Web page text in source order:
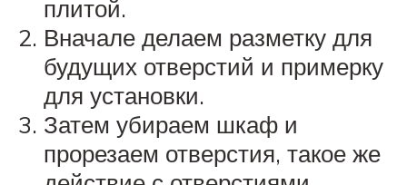
плитой.
Вначале делаем разметку для
будущих отверстий и примерку
для установки.
Затем убираем шкаф и
прорезаем отверстия, такое же